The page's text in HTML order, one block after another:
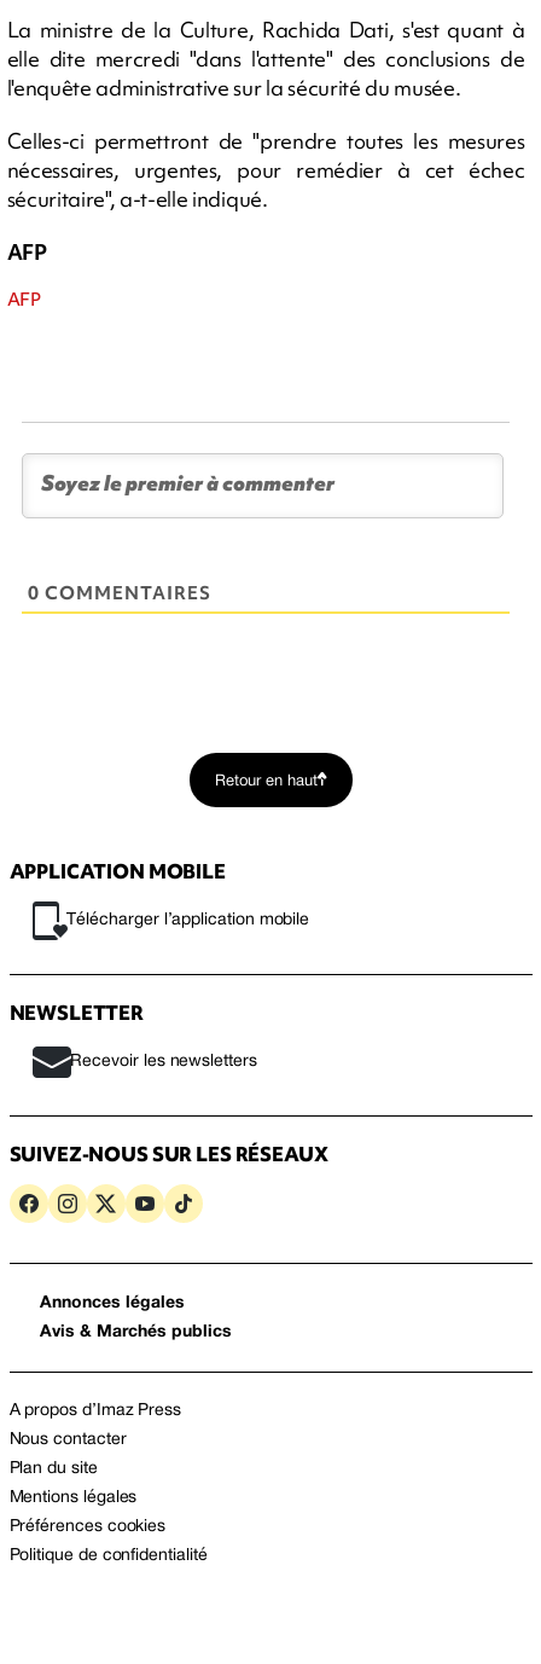
La ministre de la Culture, Rachida Dati, s'est quant à
elle dite mercredi "dans l'attente" des conclusions de
l'enquête administrative sur la sécurité du musée.
Celles-ci permettront de "prendre toutes les mesures
nécessaires, urgentes, pour remédier à cet échec
sécuritaire", a-t-elle indiqué.
AFP
AFP
0 COMMENTAIRES
Retour en haut
APPLICATION MOBILE
Télécharger l’application mobile
NEWSLETTER
Recevoir les newsletters
SUIVEZ-NOUS SUR LES RÉSEAUX
Annonces légales
Avis & Marchés publics
A propos d’Imaz Press
Nous contacter
Plan du site
Mentions légales
Préférences cookies
Politique de confidentialité